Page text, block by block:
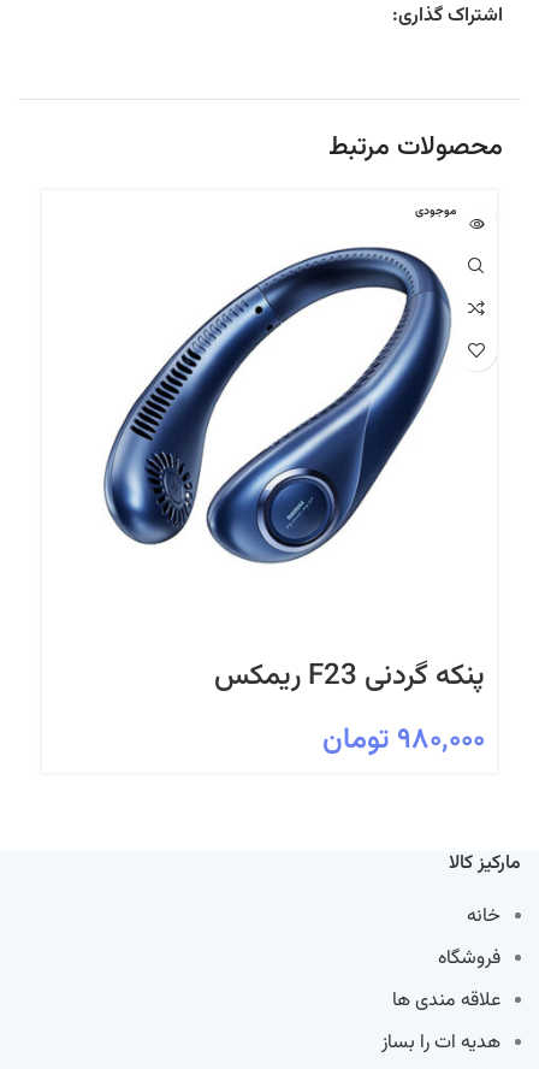
اشتراک گذاری:
محصولات مرتبط
اتمام موجودی
پنکه گردنی F23 ریمکس
۹۸۰,۰۰۰ تومان
مارکیز کالا
خانه
فروشگاه
علاقه مندی ها
هدیه ات را بساز